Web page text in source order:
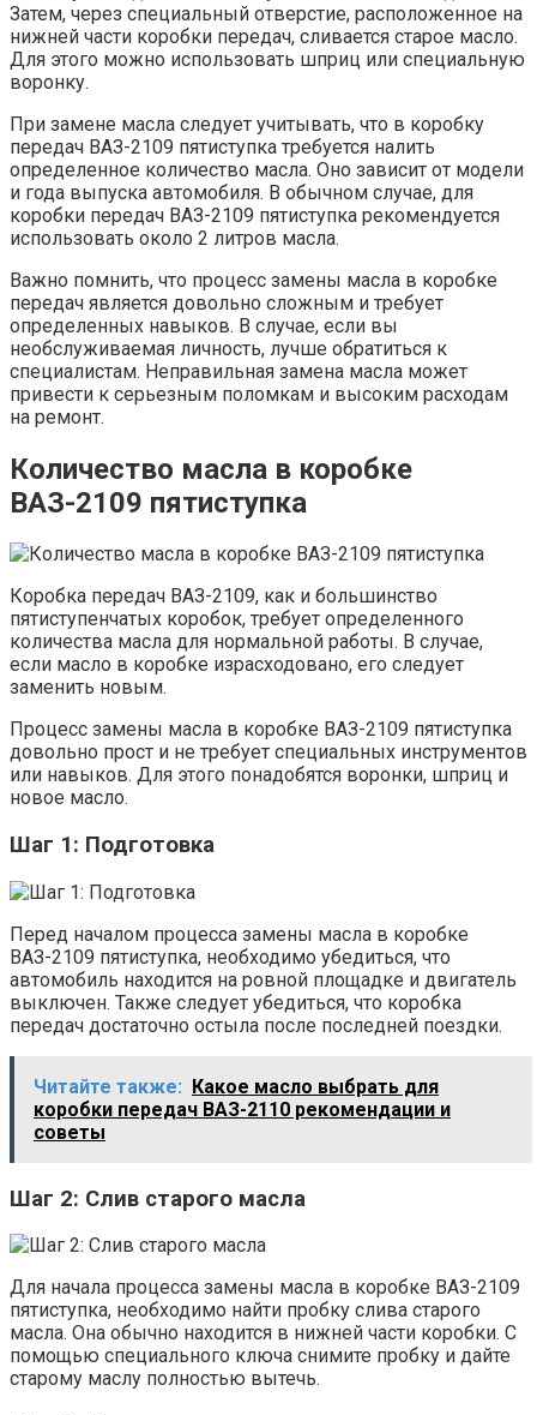
Затем, через специальный отверстие, расположенное на
нижней части коробки передач, сливается старое масло.
Для этого можно использовать шприц или специальную
воронку.
При замене масла следует учитывать, что в коробку
передач ВАЗ-2109 пятиступка требуется налить
определенное количество масла. Оно зависит от модели
и года выпуска автомобиля. В обычном случае, для
коробки передач ВАЗ-2109 пятиступка рекомендуется
использовать около 2 литров масла.
Важно помнить, что процесс замены масла в коробке
передач является довольно сложным и требует
определенных навыков. В случае, если вы
необслуживаемая личность, лучше обратиться к
специалистам. Неправильная замена масла может
привести к серьезным поломкам и высоким расходам
на ремонт.
Количество масла в коробке
ВАЗ-2109 пятиступка
Коробка передач ВАЗ-2109, как и большинство
пятиступенчатых коробок, требует определенного
количества масла для нормальной работы. В случае,
если масло в коробке израсходовано, его следует
заменить новым.
Процесс замены масла в коробке ВАЗ-2109 пятиступка
довольно прост и не требует специальных инструментов
или навыков. Для этого понадобятся воронки, шприц и
новое масло.
Шаг 1: Подготовка
Перед началом процесса замены масла в коробке
ВАЗ-2109 пятиступка, необходимо убедиться, что
автомобиль находится на ровной площадке и двигатель
выключен. Также следует убедиться, что коробка
передач достаточно остыла после последней поездки.
Читайте также: Какое масло выбрать для
коробки передач ВАЗ-2110 рекомендации и
советы
Шаг 2: Слив старого масла
Для начала процесса замены масла в коробке ВАЗ-2109
пятиступка, необходимо найти пробку слива старого
масла. Она обычно находится в нижней части коробки. С
помощью специального ключа снимите пробку и дайте
старому маслу полностью вытечь.